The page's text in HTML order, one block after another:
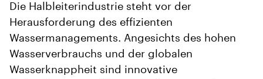
Die Halbleiterindustrie steht vor der
Herausforderung des effizienten
Wassermanagements. Angesichts des hohen
Wasserverbrauchs und der globalen
Wasserknappheit sind innovative